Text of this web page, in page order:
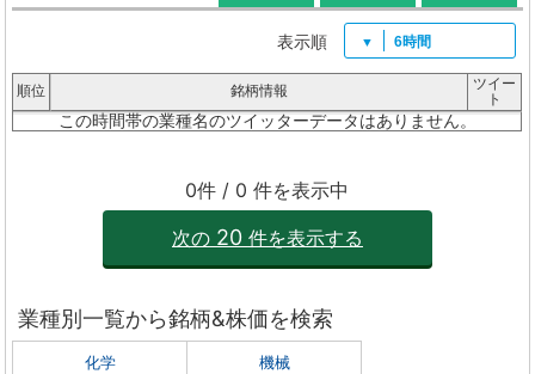
表示順 6時間
順位 銘柄情報
ツイー
ト
この時間帯の業種名のツイッターデータはありません。
0件 / 0 件を表示中
次の20 件を表示する
業種別一覧から銘柄&株価を検索
化学 機械